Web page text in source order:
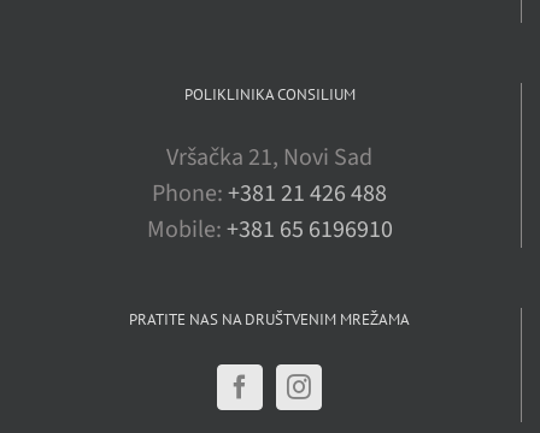
POLIKLINIKA CONSILIUM
Vršačka 21, Novi Sad
Phone:+381 21 426 488
Mobile:+381 65 6196910
PRATITE NAS NA DRUŠTVENIM MREŽAMA